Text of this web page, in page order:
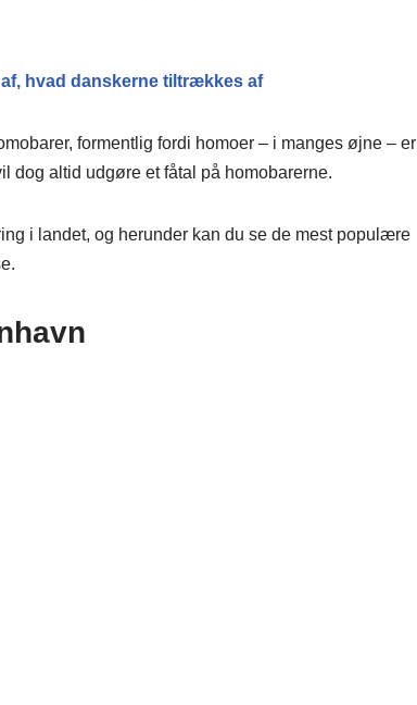
hvad danskerne tiltrækkes af
formentlig fordi homoer – i manges øjne – er
dog altid udgøre et fåtal på homobarerne.
i landet, og herunder kan du se de mest populære